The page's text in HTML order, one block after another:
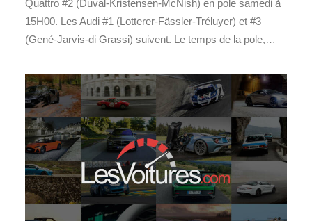
Quattro #2 (Duval-Kristensen-McNish) en pole samedi à
15H00. Les Audi #1 (Lotterer-Fässler-Tréluyer) et #3
(Gené-Jarvis-di Grassi) suivent. Le temps de la pole,…